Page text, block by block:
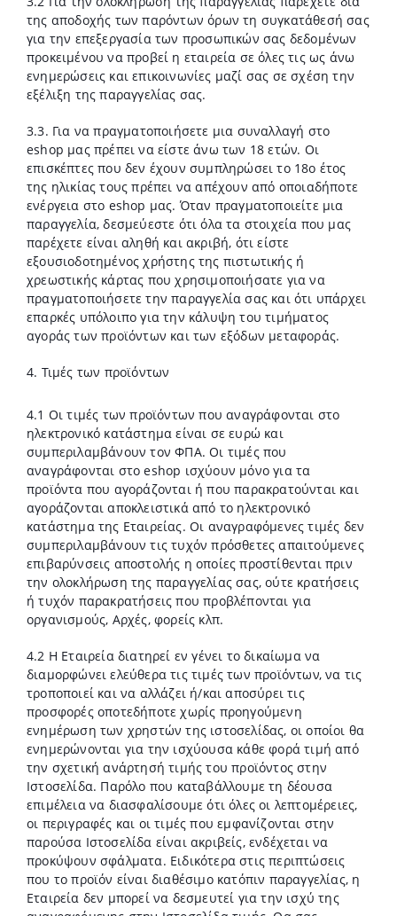
της αποδοχής των παρόντων όρων τη συγκατάθεσή σας
για την επεξεργασία των προσωπικών σας δεδομένων
προκειμένου να προβεί η εταιρεία σε όλες τις ως άνω
ενημερώσεις και επικοινωνίες μαζί σας σε σχέση την
εξέλιξη της παραγγελίας σας.
3.3. Για να πραγματοποιήσετε μια συναλλαγή στο
eshop μας πρέπει να είστε άνω των 18 ετών. Οι
επισκέπτες που δεν έχουν συμπληρώσει το 18ο έτος
της ηλικίας τους πρέπει να απέχουν από οποιαδήποτε
ενέργεια στο eshop μας. Όταν πραγματοποιείτε μια
παραγγελία, δεσμεύεστε ότι όλα τα στοιχεία που μας
παρέχετε είναι αληθή και ακριβή, ότι είστε
εξουσιοδοτημένος χρήστης της πιστωτικής ή
χρεωστικής κάρτας που χρησιμοποιήσατε για να
πραγματοποιήσετε την παραγγελία σας και ότι υπάρχει
επαρκές υπόλοιπο για την κάλυψη του τιμήματος
αγοράς των προϊόντων και των εξόδων μεταφοράς.
4. Τιμές των προϊόντων
4.1 Οι τιμές των προϊόντων που αναγράφονται στο
ηλεκτρονικό κατάστημα είναι σε ευρώ και
συμπεριλαμβάνουν τον ΦΠΑ. Οι τιμές που
αναγράφονται στο eshop ισχύουν μόνο για τα
προϊόντα που αγοράζονται ή που παρακρατούνται και
αγοράζονται αποκλειστικά από το ηλεκτρονικό
κατάστημα της Εταιρείας. Οι αναγραφόμενες τιμές δεν
συμπεριλαμβάνουν τις τυχόν πρόσθετες απαιτούμενες
επιβαρύνσεις αποστολής η οποίες προστίθενται πριν
την ολοκλήρωση της παραγγελίας σας, ούτε κρατήσεις
ή τυχόν παρακρατήσεις που προβλέπονται για
οργανισμούς, Αρχές, φορείς κλπ.
4.2 Η Εταιρεία διατηρεί εν γένει το δικαίωμα να
διαμορφώνει ελεύθερα τις τιμές των προϊόντων, να τις
τροποποιεί και να αλλάζει ή/και αποσύρει τις
προσφορές οποτεδήποτε χωρίς προηγούμενη
ενημέρωση των χρηστών της ιστοσελίδας, οι οποίοι θα
ενημερώνονται για την ισχύουσα κάθε φορά τιμή από
την σχετική ανάρτησή τιμής του προϊόντος στην
Ιστοσελίδα. Παρόλο που καταβάλλουμε τη δέουσα
επιμέλεια να διασφαλίσουμε ότι όλες οι λεπτομέρειες,
οι περιγραφές και οι τιμές που εμφανίζονται στην
παρούσα Ιστοσελίδα είναι ακριβείς, ενδέχεται να
προκύψουν σφάλματα. Ειδικότερα στις περιπτώσεις
που το προϊόν είναι διαθέσιμο κατόπιν παραγγελίας, η
Εταιρεία δεν μπορεί να δεσμευτεί για την ισχύ της